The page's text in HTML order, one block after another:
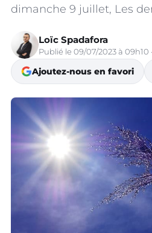
dimanche 9 juillet, Les
Loïc Spadafora
Publié le 09/07/2023 à 09h10
Ajoutez-nous en favori